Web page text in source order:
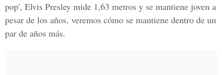
pop', Elvis Presley mide 1,63 metros y se mantiene joven a
pesar de los años, veremos cómo se mantiene dentro de un
par de años más.